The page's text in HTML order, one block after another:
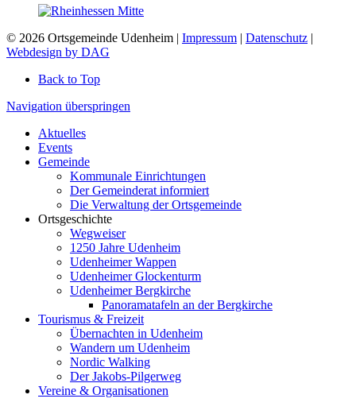
© 2026 Ortsgemeinde Udenheim | Impressum | Datenschutz |
Webdesign by DAG
Back to Top
Navigation überspringen
Aktuelles
Events
Gemeinde
Kommunale Einrichtungen
Der Gemeinderat informiert
Die Verwaltung der Ortsgemeinde
Ortsgeschichte
Wegweiser
1250 Jahre Udenheim
Udenheimer Wappen
Udenheimer Glockenturm
Udenheimer Bergkirche
Panoramatafeln an der Bergkirche
Tourismus & Freizeit
Übernachten in Udenheim
Wandern um Udenheim
Nordic Walking
Der Jakobs-Pilgerweg
Vereine & Organisationen